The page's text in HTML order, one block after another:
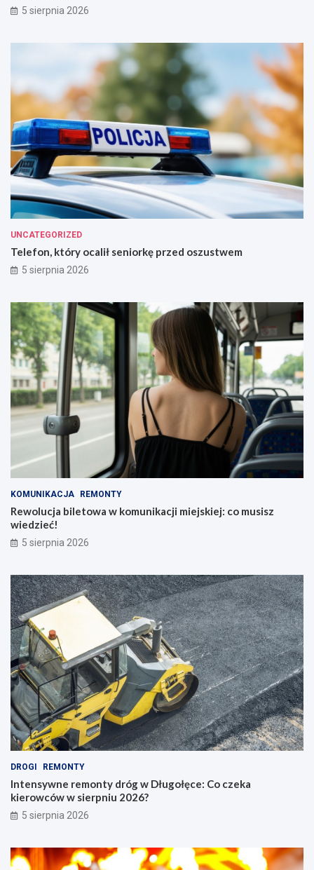
5 sierpnia 2026
UNCATEGORIZED
Telefon, który ocalił seniorkę przed oszustwem
5 sierpnia 2026
KOMUNIKACJA REMONTY
Rewolucja biletowa w komunikacji miejskiej: co musisz
wiedzieć!
5 sierpnia 2026
DROGI REMONTY
Intensywne remonty dróg w Długołęce: Co czeka
kierowców w sierpniu 2026?
5 sierpnia 2026